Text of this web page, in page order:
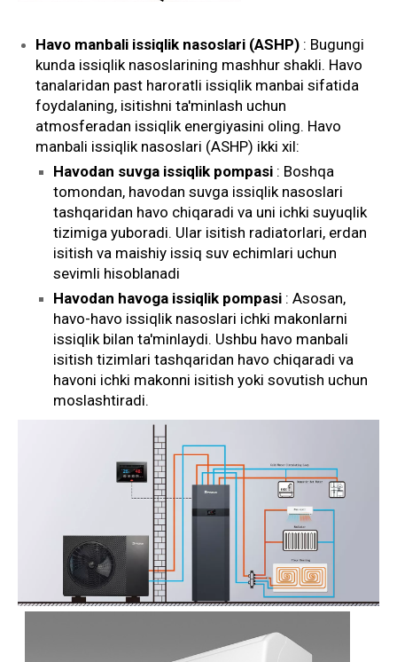
Havo manbali issiqlik nasoslari (ASHP) : Bugungi
kunda issiqlik nasoslarining mashhur shakli. Havo
tanalaridan past haroratli issiqlik manbai sifatida
foydalaning, isitishni ta'minlash uchun
atmosferadan issiqlik energiyasini oling. Havo
manbali issiqlik nasoslari (ASHP) ikki xil:
Havodan suvga issiqlik pompasi : Boshqa
tomondan, havodan suvga issiqlik nasoslari
tashqaridan havo chiqaradi va uni ichki suyuqlik
tizimiga yuboradi. Ular isitish radiatorlari, erdan
isitish va maishiy issiq suv echimlari uchun
sevimli hisoblanadi
Havodan havoga issiqlik pompasi : Asosan,
havo-havo issiqlik nasoslari ichki makonlarni
issiqlik bilan ta'minlaydi. Ushbu havo manbali
isitish tizimlari tashqaridan havo chiqaradi va
havoni ichki makonni isitish yoki sovutish uchun
moslashtiradi.